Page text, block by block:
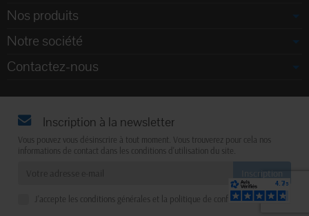
Nos produits
Notre société
Contactez-nous
Inscription à la newsletter
Vous pouvez vous désinscrire à tout moment. Vous trouverez pour cela nos
informations de contact dans les conditions d'utilisation du site.
J'accepte les conditions générales et la politique de confidentialité